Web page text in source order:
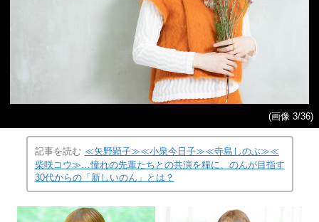
(画像 3/36)
記事を読む ≪矢野顕子≫≪小泉今日子≫≪寺島しのぶ≫≪
柴咲コウ≫…憧れの先輩たちとの共演を糧に、のんが目指す
30代からの「新しいのん」とは？